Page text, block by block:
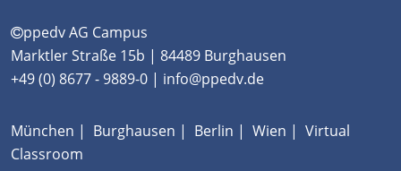
ppedv AG Campus
Marktler Straße 15b | 84489 Burghausen
+49 (0) 8677 - 9889-0 | info@ppedv.de
München | Burghausen | Berlin | Wien | Virtual
Classroom